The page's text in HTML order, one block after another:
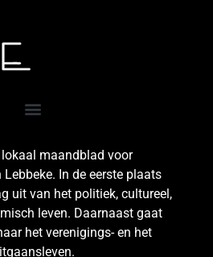
maandblad voor
Lebbeke. In de eerste plaats
uit van het politiek, cultureel,
leven. Daarnaast gaat
het verenigings- en het